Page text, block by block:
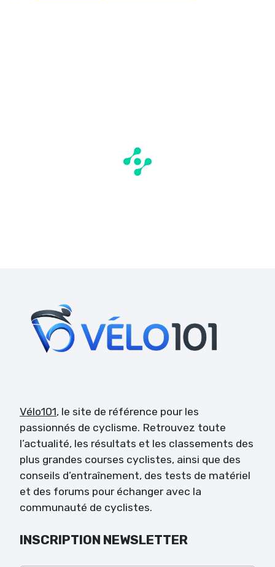
Vélo101, le site de référence pour les
passionnés de cyclisme. Retrouvez toute
l’actualité, les résultats et les classements des
plus grandes courses cyclistes, ainsi que des
conseils d’entraînement, des tests de matériel
et des forums pour échanger avec la
communauté de cyclistes.
INSCRIPTION NEWSLETTER